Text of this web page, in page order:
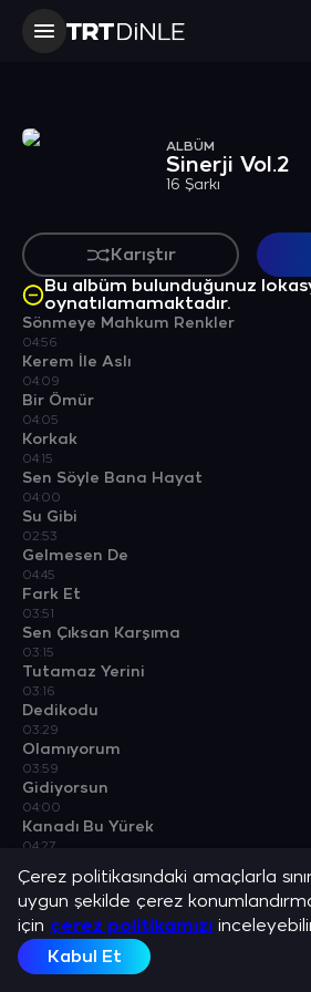
ALBÜM
Sinerji Vol.2
16 Şarkı
Karıştır
Bu albüm bulunduğunuz
oynatılamamaktadır.
Sönmeye Mahkum Renkler
04:56
Kerem İle Aslı
04:09
Bir Ömür
04:05
Korkak
04:15
Sen Söyle Bana Hayat
04:00
Su Gibi
02:53
Gelmesen De
04:45
Fark Et
03:51
Sen Çıksan Karşıma
03:15
Tutamaz Yerini
03:16
Dedikodu
03:29
Olamıyorum
03:59
Gidiyorsun
04:00
Kanadı Bu Yürek
04:27
Özel Bir Neden
04:37
Bossa Night
04:40
Çerez politikasındaki amaçlarla
uygun şekilde çerez
için çerez politikamızı
Kabul Et